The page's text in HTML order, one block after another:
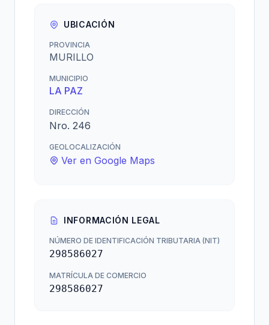
UBICACIÓN
PROVINCIA
MURILLO
MUNICIPIO
LA PAZ
DIRECCIÓN
Nro. 246
GEOLOCALIZACIÓN
Ver en Google Maps
INFORMACIÓN LEGAL
NÚMERO DE IDENTIFICACIÓN TRIBUTARIA (NIT)
298586027
MATRÍCULA DE COMERCIO
298586027